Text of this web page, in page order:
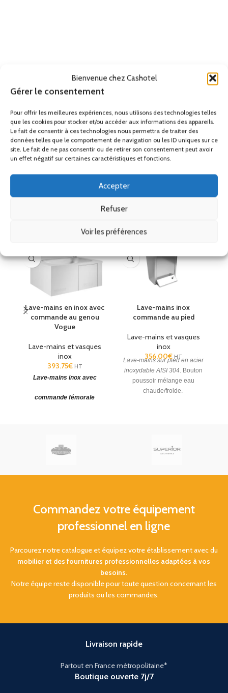
Bienvenue chez Cashotel
Gérer le consentement
Pour offrir les meilleures expériences, nous utilisons des technologies telles
que les cookies pour stocker et/ou accéder aux informations des appareils.
Le fait de consentir à ces technologies nous permettra de traiter des
données telles que le comportement de navigation ou les ID uniques sur ce
site. Le fait de ne pas consentir ou de retirer son consentement peut avoir
un effet négatif sur certaines caractéristiques et fonctions.
Accepter
Refuser
Voir les préférences
profondeur, évier pmr moderna, plan vasque pmr hauteur, vasque pmr
angle pmr, plan vasque d’angle pmr, lave mains d’angle pmr, lave-
Remise
Ses accessoires
Produits similaires
Lave-mains en inox avec
commande au genou
Vogue
Lave-mains et vasques
inox
393.75€ HT
Lave-mains inox avec
commande fémorale
chaude/eau froide.
Lave-mains inox
commande au pied
Lave-mains et vasques
inox
356.00€ HT
Lave-mains sur pied en acier
inoxydable AISI 304. Bouton
poussoir mélange eau
chaude/froide.
Commandez votre équipement
professionnel en ligne
Parcourez notre catalogue et équipez votre établissement avec du
mobilier et des fournitures professionnelles adaptées à vos
besoins.
Notre équipe reste disponible pour toute question concernant les
produits ou les commandes.
Livraison rapide
Partout en France métropolitaine*
Boutique ouverte 7j/7